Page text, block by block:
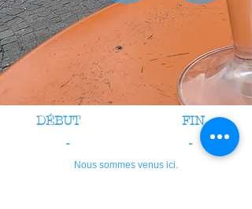
DÉBUT
-
FIN
-
Nous sommes venus ici.